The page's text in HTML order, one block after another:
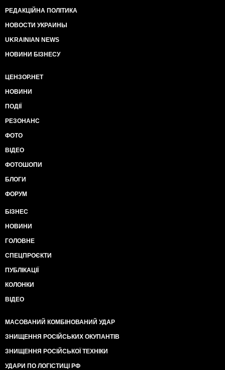
РЕДАКЦІЙНА ПОЛІТИКА
НОВОСТИ УКРАИНЫ
UKRAINIAN NEWS
НОВИНИ БІЗНЕСУ
ЦЕНЗОР.НЕТ
НОВИНИ
ПОДІЇ
РЕЗОНАНС
ФОТО
ВІДЕО
ФОТОШОПИ
БЛОГИ
ФОРУМ
БІЗНЕС
НОВИНИ
ГОЛОВНЕ
СПЕЦПРОЄКТИ
ПУБЛІКАЦІЇ
КОЛОНКИ
ВІДЕО
МАСОВАНИЙ КОМБІНОВАНИЙ УДАР
ЗНИЩЕННЯ РОСІЙСЬКИХ ОКУПАНТІВ
ЗНИЩЕННЯ РОСІЙСЬКОЇ ТЕХНІКИ
УДАРИ ПО ЛОГІСТИЦІ РФ